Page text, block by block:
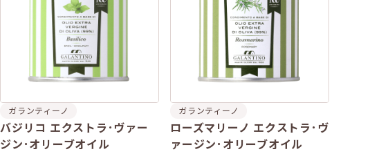
ガランティーノ
バジリコ エクストラ･ヴァー
ジン･オリーブオイル
ガランティーノ
ローズマリーノ エクストラ･ヴ
ァージン･オリーブオイル